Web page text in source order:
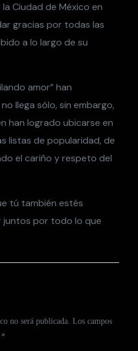
Ciudad de México en
gracias por todas las
a lo largo de su
amor” han
llega sólo, sin embargo,
han logrado ubicarse en
listas de popularidad, de
el cariño y respeto del
tú también estés
juntos por todo lo que
no será publicada. Los campos
*